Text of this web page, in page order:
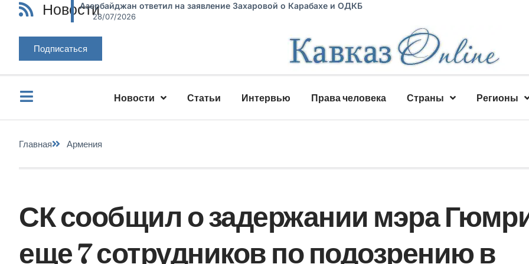
НовостиАзербайджан ответил на заявление Захаровой о Карабахе и ОДКБ
28/07/2026
Подписаться
Новости Статьи Интервью Права человека Страны Регионы
Главная Армения
СК сообщил о задержании мэра
еще 7 сотрудников по подозрению в